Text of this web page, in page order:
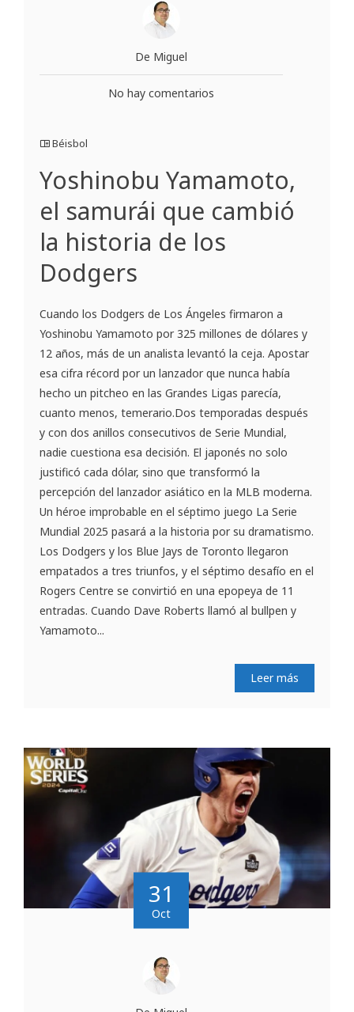
De Miguel
No hay comentarios
Béisbol
Yoshinobu Yamamoto,
el samurái que cambió
la historia de los
Dodgers
Cuando los Dodgers de Los Ángeles firmaron a
Yoshinobu Yamamoto por 325 millones de dólares y
12 años, más de un analista levantó la ceja. Apostar
esa cifra récord por un lanzador que nunca había
hecho un pitcheo en las Grandes Ligas parecía,
cuanto menos, temerario.Dos temporadas después
y con dos anillos consecutivos de Serie Mundial,
nadie cuestiona esa decisión. El japonés no solo
justificó cada dólar, sino que transformó la
percepción del lanzador asiático en la MLB moderna.
Un héroe improbable en el séptimo juego La Serie
Mundial 2025 pasará a la historia por su dramatismo.
Los Dodgers y los Blue Jays de Toronto llegaron
empatados a tres triunfos, y el séptimo desafío en el
Rogers Centre se convirtió en una epopeya de 11
entradas. Cuando Dave Roberts llamó al bullpen y
Yamamoto...
Leer más
31
Oct